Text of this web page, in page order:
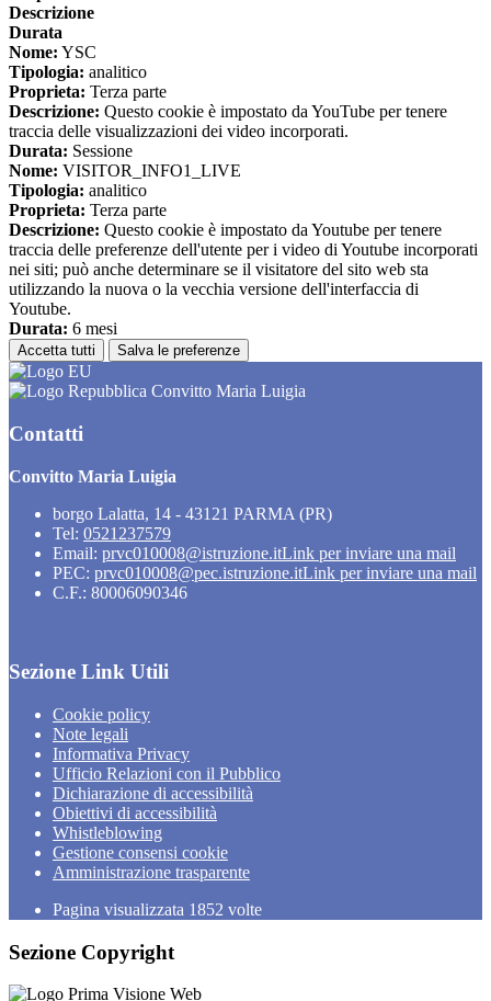
Descrizione
Durata
Nome: YSC
Tipologia: analitico
Proprieta: Terza parte
Descrizione: Questo cookie è impostato da YouTube per tenere
traccia delle visualizzazioni dei video incorporati.
Durata: Sessione
Nome: VISITOR_INFO1_LIVE
Tipologia: analitico
Proprieta: Terza parte
Descrizione: Questo cookie è impostato da Youtube per tenere
traccia delle preferenze dell'utente per i video di Youtube incorporati
nei siti; può anche determinare se il visitatore del sito web sta
utilizzando la nuova o la vecchia versione dell'interfaccia di
Youtube.
Durata: 6 mesi
Accetta tutti Salva le preferenze
Convitto Maria Luigia
Contatti
Convitto Maria Luigia
borgo Lalatta, 14 - 43121 PARMA (PR)
Tel: 0521237579
Email: prvc010008@istruzione.itLink per inviare una mail
PEC: prvc010008@pec.istruzione.itLink per inviare una mail
C.F.: 80006090346
Sezione Link Utili
Cookie policy
Note legali
Informativa Privacy
Ufficio Relazioni con il Pubblico
Dichiarazione di accessibilità
Obiettivi di accessibilità
Whistleblowing
Gestione consensi cookie
Amministrazione trasparente
Pagina visualizzata 1852 volte
Sezione Copyright